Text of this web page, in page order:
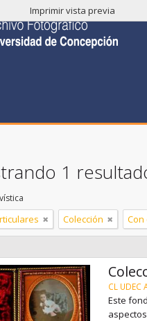
Imprimir vista previa
1
Colección
CL UDEC
Este